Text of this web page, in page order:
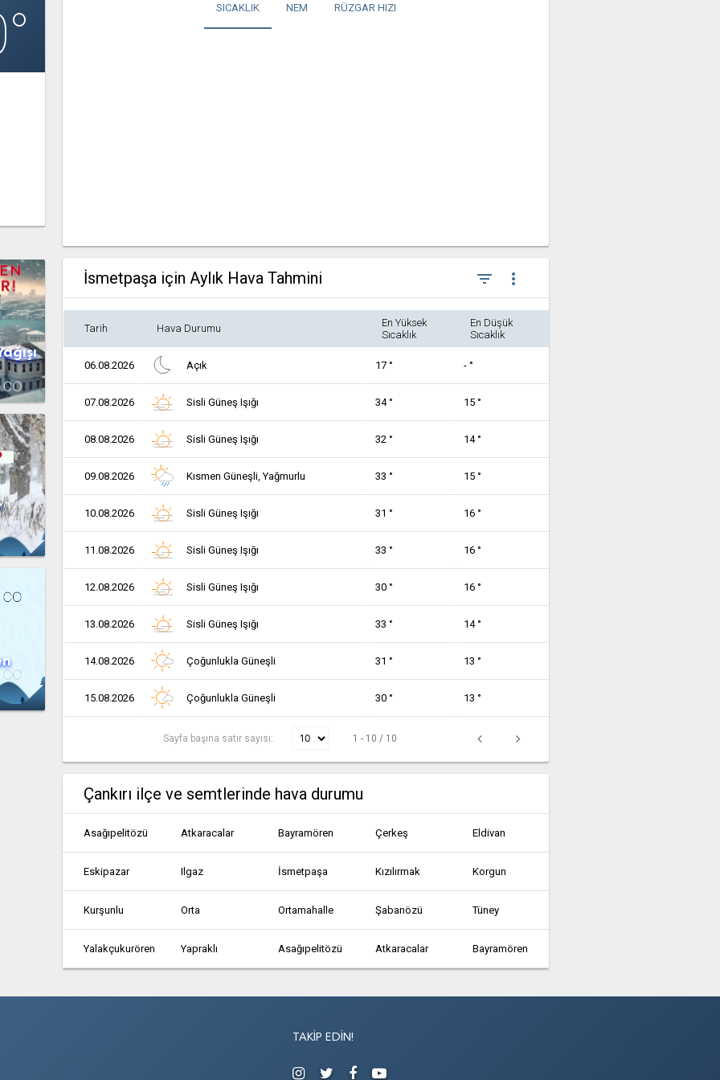
SICAKLIK NEM RÜZGAR HIZI
İsmetpaşa için Aylık Hava Tahmini filter_list more_vert
Tarih Hava Durumu
En Yüksek
Sıcaklık
En Düşük
Sıcaklık
06.08.2026 Açık 17 ° - °
07.08.2026 Sisli Güneş Işığı 34 ° 15 °
08.08.2026 Sisli Güneş Işığı 32 ° 14 °
09.08.2026 Kısmen Güneşli, Yağmurlu 33 ° 15 °
10.08.2026 Sisli Güneş Işığı 31 ° 16 °
11.08.2026 Sisli Güneş Işığı 33 ° 16 °
12.08.2026 Sisli Güneş Işığı 30 ° 16 °
13.08.2026 Sisli Güneş Işığı 33 ° 14 °
14.08.2026 Çoğunlukla Güneşli 31 ° 13 °
15.08.2026 Çoğunlukla Güneşli 30 ° 13 °
Sayfa başına satır sayısı: 1 - 10 / 10
Çankırı ilçe ve semtlerinde hava durumu
Asağıpelitözü Atkaracalar Bayramören Çerkeş Eldivan
Eskipazar Ilgaz İsmetpaşa Kızılırmak Korgun
Kurşunlu Orta Ortamahalle Şabanözü Tüney
Yalakçukurören Yapraklı Asağıpelitözü Atkaracalar Bayramören
Yalakçukurören
TAKIP EDIN!